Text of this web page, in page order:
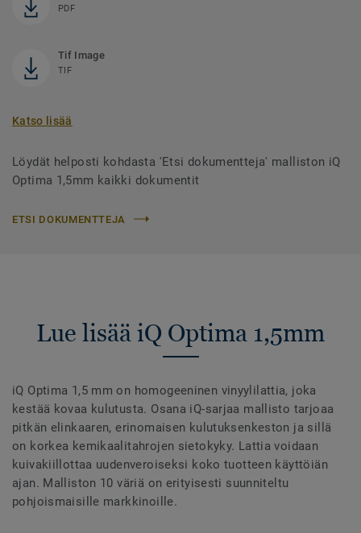
PDF
Tif Image
TIF
Katso lisää
Löydät helposti kohdasta 'Etsi dokumentteja' malliston iQ
Optima 1,5mm kaikki dokumentit
ETSI DOKUMENTTEJA
Lue lisää iQ Optima 1,5mm
iQ Optima 1,5 mm on homogeeninen vinyylilattia, joka
kestää kovaa kulutusta. Osana iQ-sarjaa mallisto tarjoaa
pitkän elinkaaren, erinomaisen kulutuksenkeston ja sillä
on korkea kemikaalitahrojen sietokyky. Lattia voidaan
kuivakiillottaa uudenveroiseksi koko tuotteen käyttöiän
ajan. Malliston 10 väriä on erityisesti suunniteltu
pohjoismaisille markkinoille.